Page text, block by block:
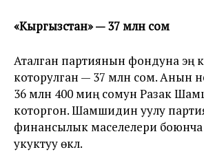
«Кыргызстан» — 37 млн сом
Аталган партиянын фондуна эң
которулган — 37 млн сом. Анын
36 млн 400 миң сомун Разак
которгон. Шамшидин уулу
финансылык маселелери
укуктуу өкүлү.